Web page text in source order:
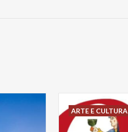
ARTE E CULTURA